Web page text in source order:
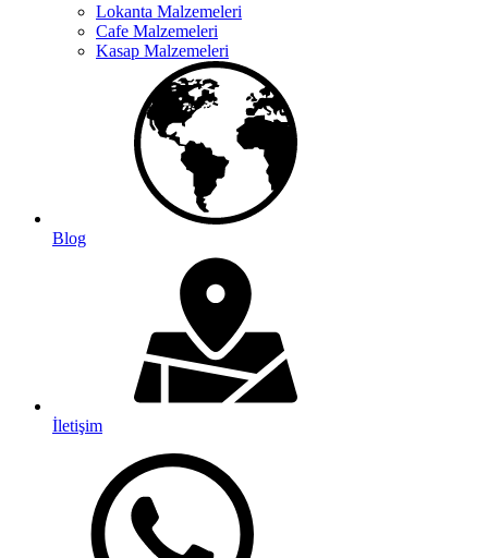
Lokanta Malzemeleri
Cafe Malzemeleri
Kasap Malzemeleri
Blog
İletişim